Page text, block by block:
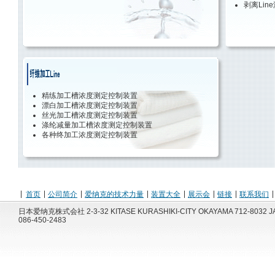
剥离Line
精练加工槽浓度测定控制装置
漂白加工槽浓度测定控制装置
丝光加工槽浓度测定控制装置
涤纶减量加工槽浓度测定控制装置
各种终加工浓度测定控制装置
首页 公司简介 爱纳克的技术力量 装置大全 展示会 链接
联系我们
日本爱纳克株式会社 2-3-32 KITASE KURASHIKI-CITY OKAYAMA 712-8032
086-450-2483